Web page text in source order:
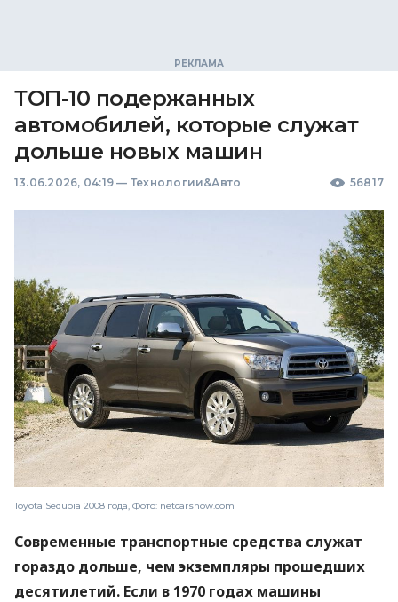
ТОП-10 подержанных
автомобилей, которые служат
дольше новых машин
13.06.2026, 04:19 — Технологии&Авто 56817
Toyota Sequoia 2008 года, Фото: netcarshow.com
Современные транспортные средства служат
гораздо дольше, чем экземпляры прошедших
десятилетий. Если в 1970 годах машины